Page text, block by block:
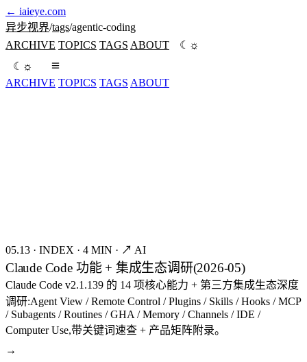
← iaieye.com
异步视界/tags/agentic-coding
ARCHIVE TOPICS TAGS ABOUT ☾ ☼
☾ ☼
ARCHIVE TOPICS TAGS ABOUT
05.13 · INDEX · 4 MIN · ↗ AI
Claude Code 功能 + 集成生态调研(2026-05)
Claude Code v2.1.139 的 14 项核心能力 + 第三方集成生态深度
调研:Agent View / Remote Control / Plugins / Skills / Hooks / MCP
/ Subagents / Routines / GHA / Memory / Channels / IDE /
Computer Use,带关键词速查 + 产品矩阵附录。
→